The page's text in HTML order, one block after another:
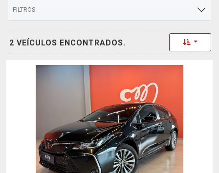
FILTROS
2 VEÍCULOS ENCONTRADOS. Toggle